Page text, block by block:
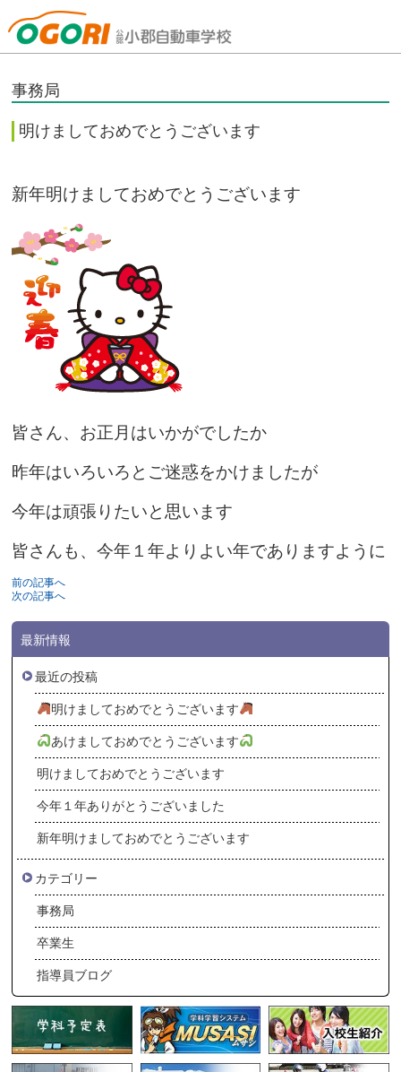
山口県小郡自動車学校
事務局
明けましておめでとうございます
新年明けましておめでとうございます
皆さん、お正月はいかがでしたか
昨年はいろいろとご迷惑をかけましたが
今年は頑張りたいと思います
皆さんも、今年１年よりよい年でありますように
前の記事へ
次の記事へ
最新情報
最近の投稿
明けましておめでとうございます
あけましておめでとうございます
明けましておめでとうございます
今年１年ありがとうございました
新年明けましておめでとうございます
カテゴリー
事務局
卒業生
指導員ブログ